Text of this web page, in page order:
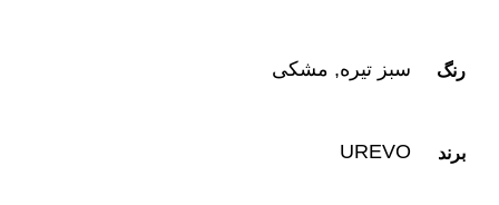
رنگ سبز تیره, مشکی
برند UREVO